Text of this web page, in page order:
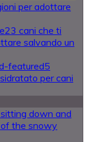
per adottare
23 cani che ti
salvando un
5
per cani